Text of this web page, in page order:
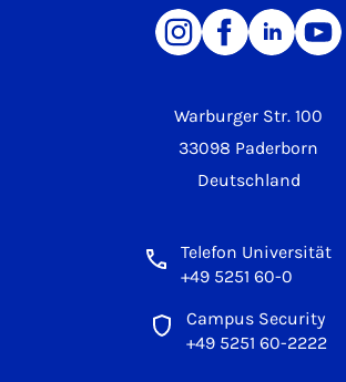
Warburger Str. 100
33098 Paderborn
Deutschland
Telefon Universität
+49 5251 60-0
Campus Security
+49 5251 60-2222